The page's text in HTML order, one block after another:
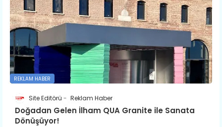
REKLAM HABER
Site Editörü Reklam Haber
Doğadan Gelen İlham QUA Granite ile Sanata
Dönüşüyor!